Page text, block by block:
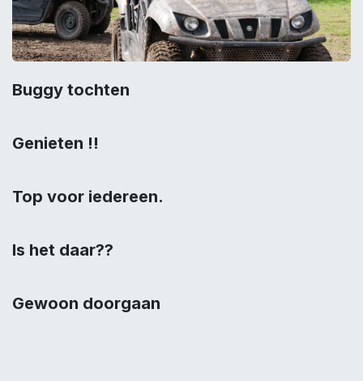
Buggy tochten
Genieten !!
Top voor iedereen.
Is het daar??
Gewoon doorgaan